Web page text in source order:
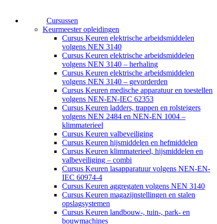
Cursussen
Keurmeester opleidingen
Cursus Keuren elektrische arbeidsmiddelen
volgens NEN 3140
Cursus Keuren elektrische arbeidsmiddelen
volgens NEN 3140 – herhaling
Cursus Keuren elektrische arbeidsmiddelen
volgens NEN 3140 – gevorderden
Cursus Keuren medische apparatuur en toestellen
volgens NEN-EN-IEC 62353
Cursus Keuren ladders, trappen en rolsteigers
volgens NEN 2484 en NEN-EN 1004 –
klimmaterieel
Cursus Keuren valbeveiliging
Cursus Keuren hijsmiddelen en hefmiddelen
Cursus Keuren klimmaterieel, hijsmiddelen en
valbeveiliging – combi
Cursus Keuren lasapparatuur volgens NEN-EN-
IEC 60974-4
Cursus Keuren aggregaten volgens NEN 3140
Cursus Keuren magazijnstellingen en stalen
opslagsystemen
Cursus Keuren landbouw-, tuin-, park- en
bouwmachines